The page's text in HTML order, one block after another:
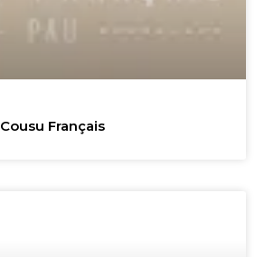
Cousu Français